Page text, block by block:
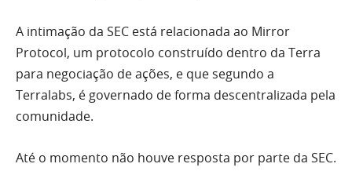
A intimação da SEC está relacionada ao Mirror
Protocol, um protocolo construído dentro da Terra
para negociação de ações, e que segundo a
Terralabs, é governado de forma descentralizada pela
comunidade.
Até o momento não houve resposta por parte da SEC.